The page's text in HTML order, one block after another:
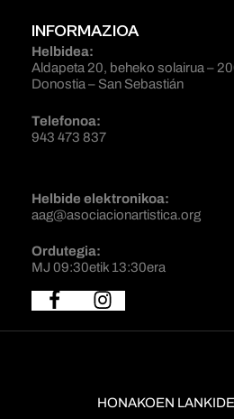
INFORMAZIOA
Helbidea:
Aldapeta 20, beheko solairua –
Donostia – San Sebastián
Telefonoa:
943 473 837
Helbide elektronikoa:
aag@asociacionartistica.org
Ordutegia:
MJ 09:30etik 13:30era
HONAKOEN